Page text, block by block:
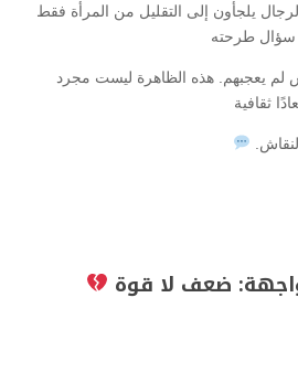
يلجأون إلى التقليل من المرأة فقط
سؤال طرحته
لم يعجبهم. هذه الظاهرة ليست مجرد
ثقافية